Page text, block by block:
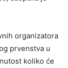
organizatora
prvenstva u
koliko će